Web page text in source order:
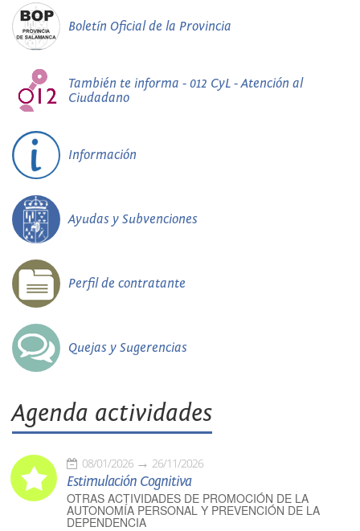
Boletín Oficial de la Provincia
También te informa - 012 CyL - Atención al
Ciudadano
Información
Ayudas y Subvenciones
Perfil de contratante
Quejas y Sugerencias
Agenda actividades
08/01/2026 26/11/2026
Estimulación Cognitiva
OTRAS ACTIVIDADES DE PROMOCIÓN DE LA
AUTONOMÍA PERSONAL Y PREVENCIÓN DE LA
DEPENDENCIA